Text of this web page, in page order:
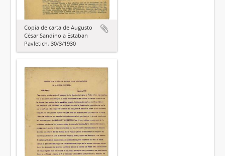
Copia de carta de Augusto
César Sandino a Estaban
Pavletich, 30/3/1930